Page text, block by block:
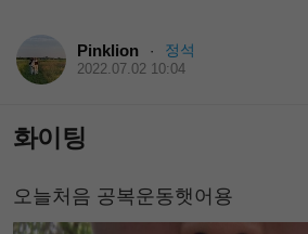
Pinklion · 정석
2022.07.02 10:04
화이팅
오늘처음 공복운동햇어용